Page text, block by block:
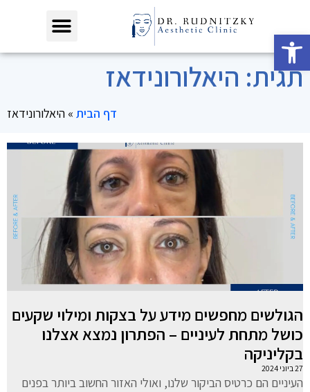
פתח סרגל נגישות
תגית: היאלורונידאז
דף הבית » היאלורונידאז
הגולשים מחפשים מידע על בצקות ומילוי שקעים
כושל מתחת לעיניים – הפתרון נמצא אצלנו
בקליניקה
27 ביוני 2024
העיניים הם כרטיס הביקור שלנו, ואולי האזור החשוב ביותר בפנים